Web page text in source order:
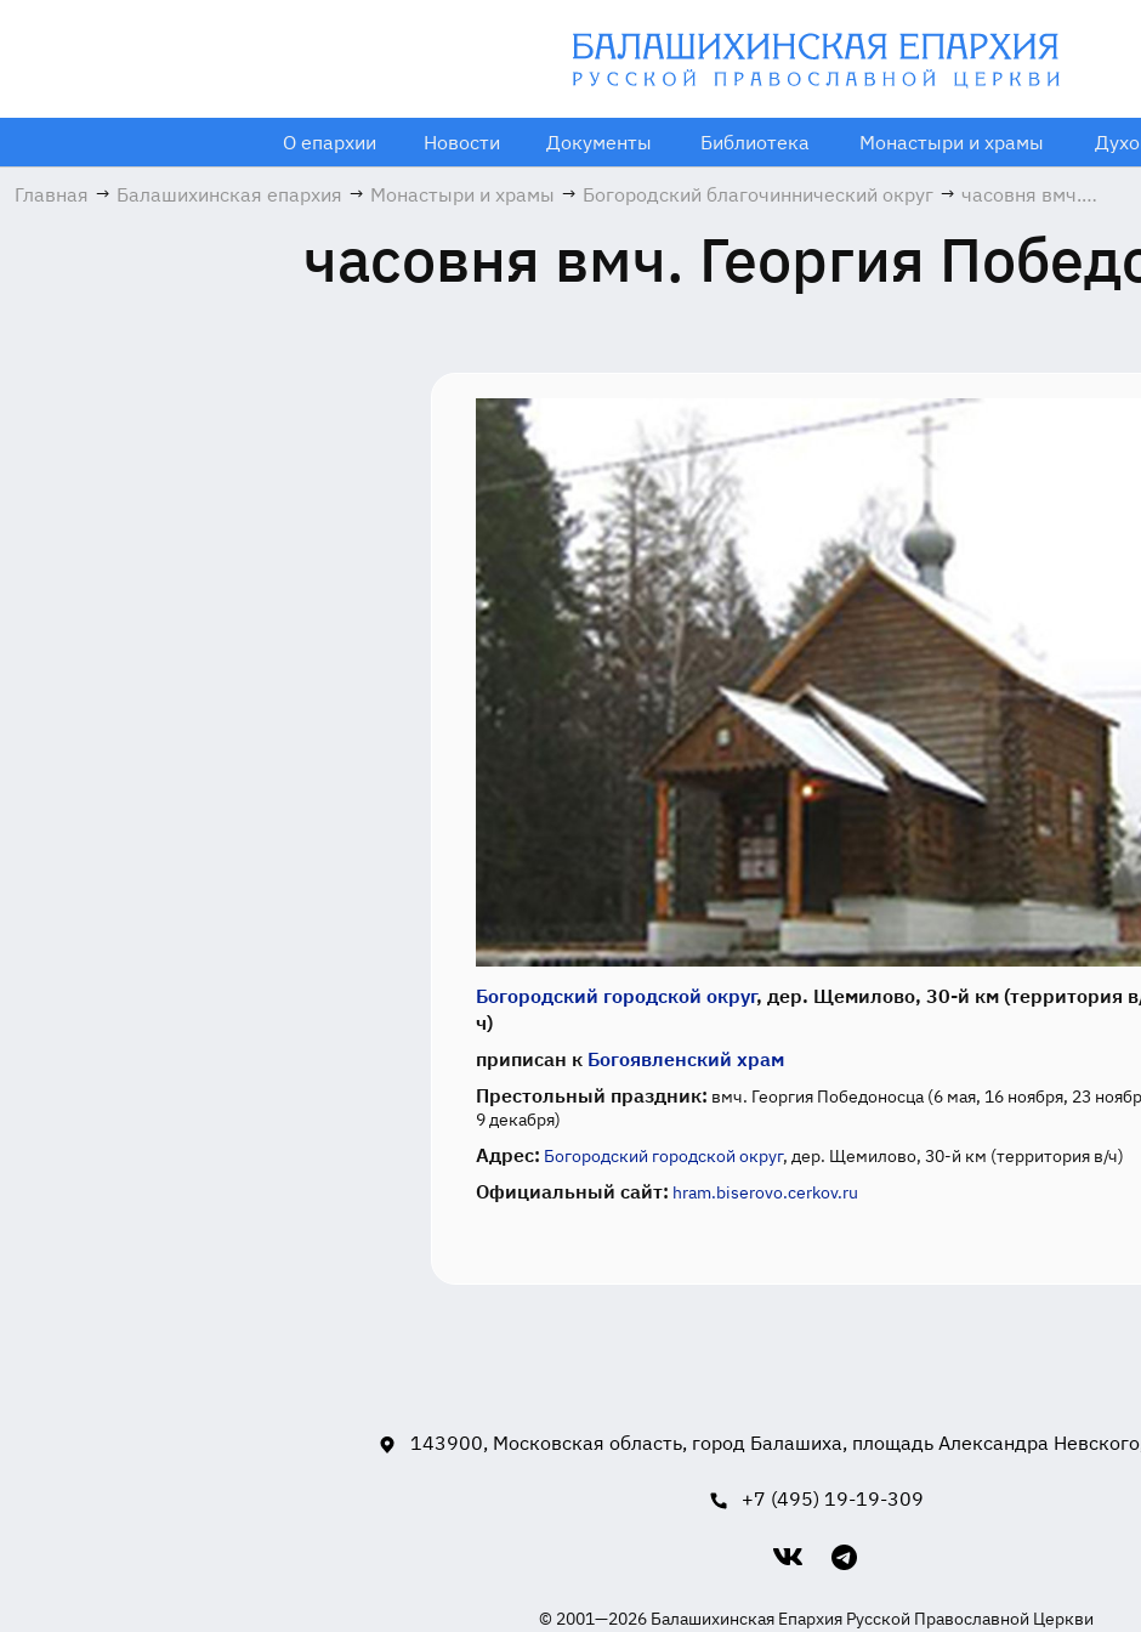
О епархии Новости Документы Библиотека Монастыри и храмы
Главная → Балашихинская епархия → Монастыри и храмы → Богородский благочиннический округ → часовня вмч.
Победоносца
часовня вмч. Георгия
Богородский городской округ, дер. Щемилово, 30-й км (территория
ч)
приписан к Богоявленский храм
Престольный праздник: вмч. Георгия Победоносца (6 мая, 16 ноября, 23
9 декабря)
Адрес: Богородский городской округ, дер. Щемилово, 30-й км (территория в/ч)
Официальный сайт: hram.biserovo.cerkov.ru
143900, Московская область, город Балашиха, площадь Александра
+7 (495) 19-19-309
© 2001—2026 Балашихинская Епархия Русской Православной Церкви